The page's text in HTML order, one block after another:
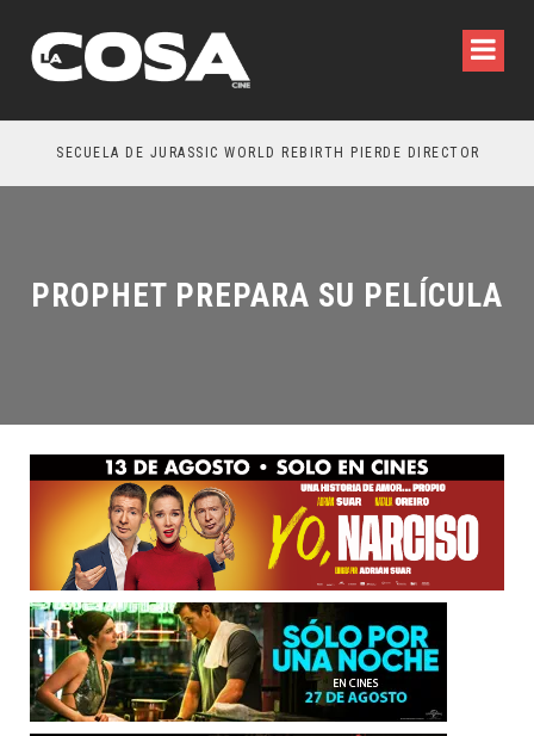
SECUELA DE JURASSIC WORLD REBIRTH PIERDE DIRECTOR
PROPHET PREPARA SU PELÍCULA